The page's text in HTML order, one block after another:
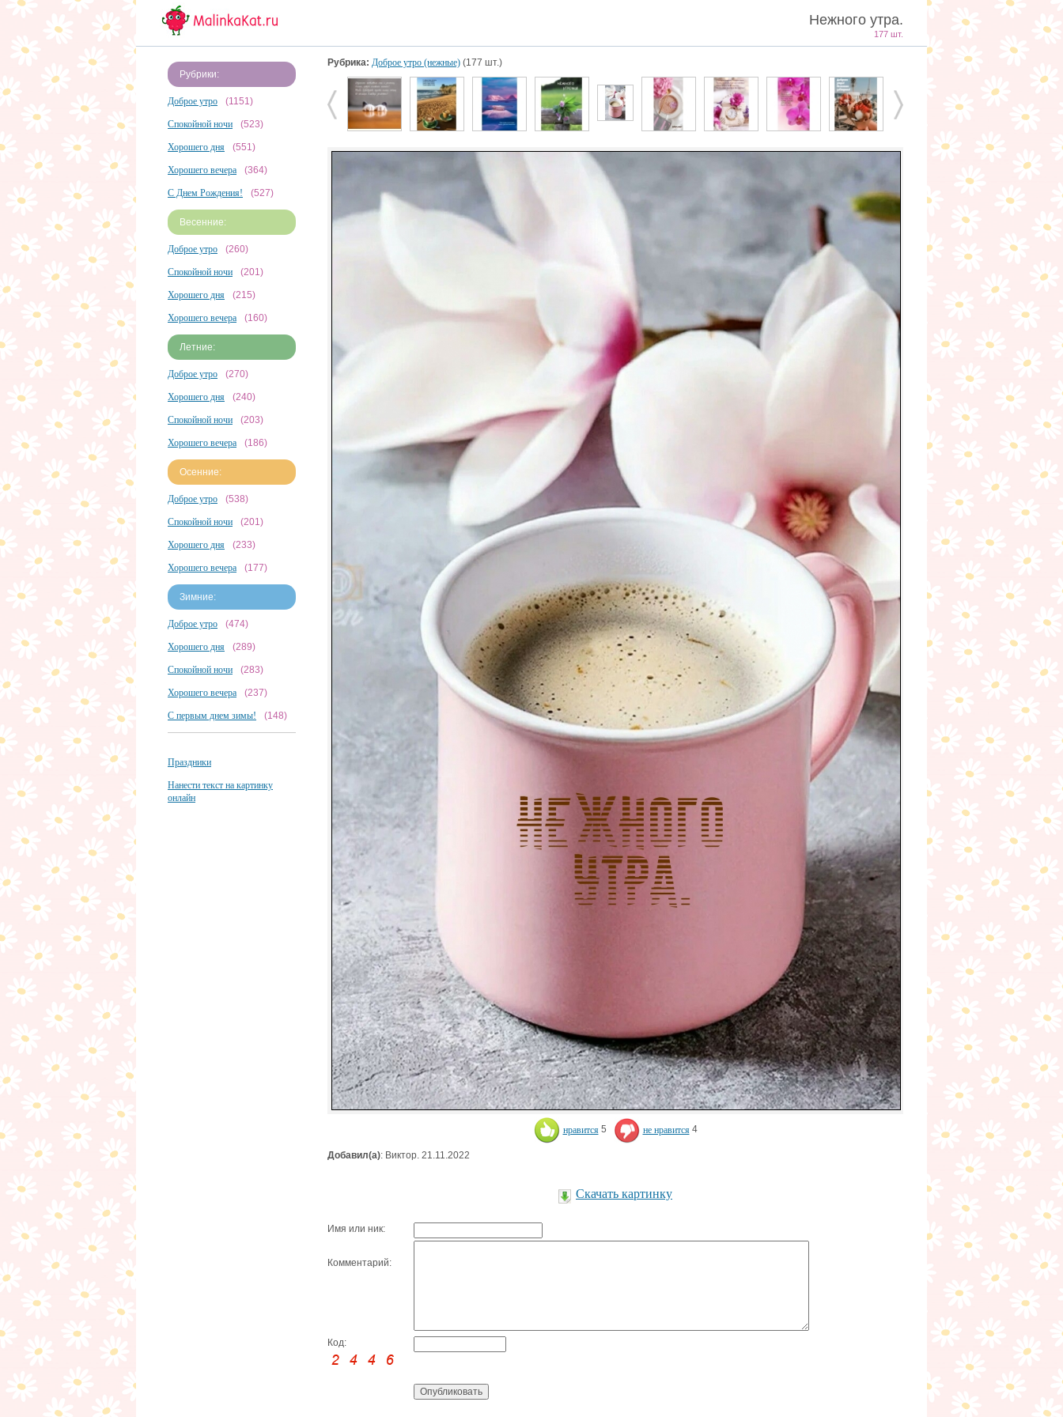
Нежного утра.
177 шт.
Рубрики:
Доброе утро (1151)
Спокойной ночи (523)
Хорошего дня (551)
Хорошего вечера (364)
С Днем Рождения! (527)
Весенние:
Доброе утро (260)
Спокойной ночи (201)
Хорошего дня (215)
Хорошего вечера (160)
Летние:
Доброе утро (270)
Хорошего дня (240)
Спокойной ночи (203)
Хорошего вечера (186)
Осенние:
Доброе утро (538)
Спокойной ночи (201)
Хорошего дня (233)
Хорошего вечера (177)
Зимние:
Доброе утро (474)
Хорошего дня (289)
Спокойной ночи (283)
Хорошего вечера (237)
С первым днем зимы! (148)
Праздники
Нанести текст на картинку
онлайн
Рубрика: Доброе утро (нежные) (177 шт.)
нравится 5 не нравится 4
Добавил(а): Виктор. 21.11.2022
Скачать картинку
Имя или ник:
Комментарий:
Код: